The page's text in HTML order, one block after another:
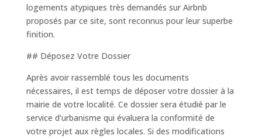
logements atypiques très demandés sur Airbnb
proposés par ce site, sont reconnus pour leur superbe
finition.
## Déposez Votre Dossier
Après avoir rassemblé tous les documents
nécessaires, il est temps de déposer votre dossier à la
mairie de votre localité. Ce dossier sera étudié par le
service d’urbanisme qui évaluera la conformité de
votre projet aux règles locales. Si des modifications